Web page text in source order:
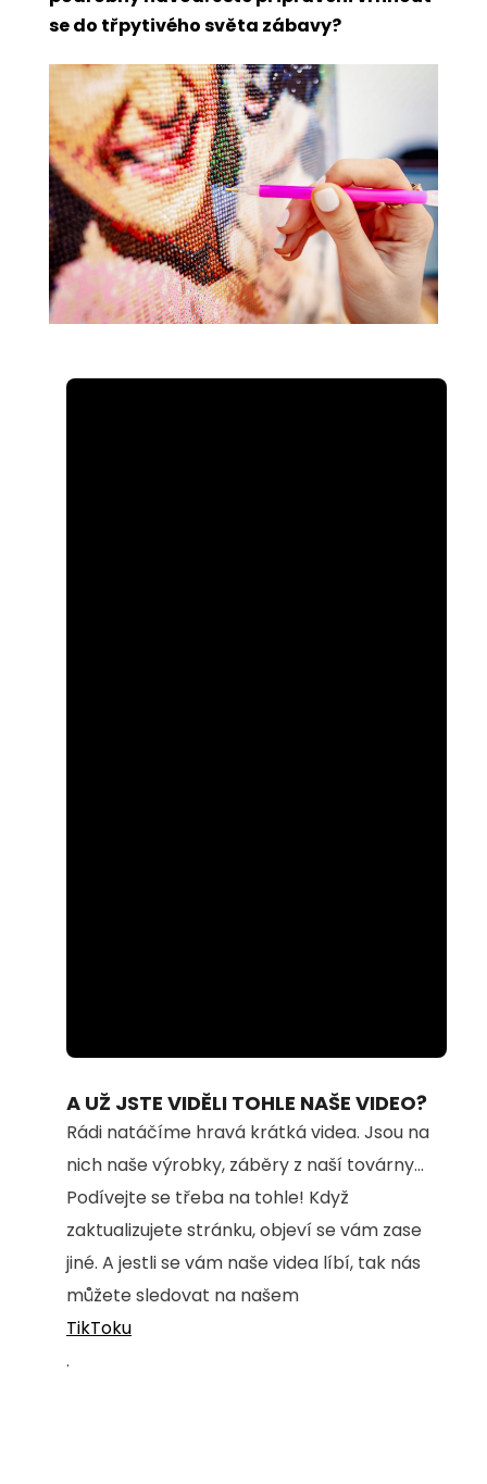
se do třpytivého světa zábavy?
51.79%
A UŽ JSTE VIDĚLI TOHLE NAŠE VIDEO?
Rádi natáčíme hravá krátká videa. Jsou na
nich naše výrobky, záběry z naší továrny...
Podívejte se třeba na tohle! Když
zaktualizujete stránku, objeví se vám zase
jiné. A jestli se vám naše videa líbí, tak nás
můžete sledovat na našem
TikToku
.